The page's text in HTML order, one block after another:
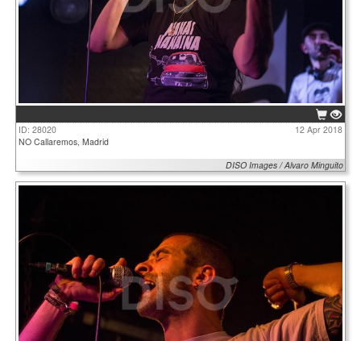
ID: 28020
12 Apr 2018
NO Callaremos, Madrid
DISO Images / Alvaro Minguito